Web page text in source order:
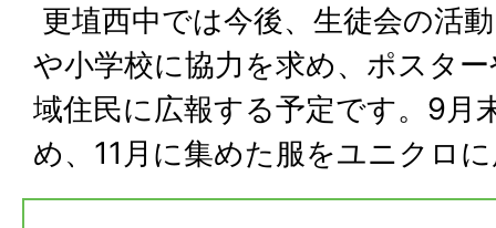
更埴西中では今後、生徒会の活
や小学校に協力を求め、ポスタ
域住民に広報する予定です。9月
め、11月に集めた服をユニクロ